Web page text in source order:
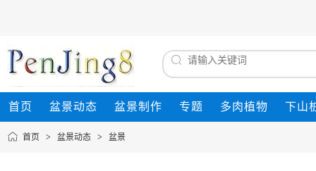
首页 盆景动态 盆景制作 专题 多肉植物 下山
首页 > 盆景动态 > 盆景